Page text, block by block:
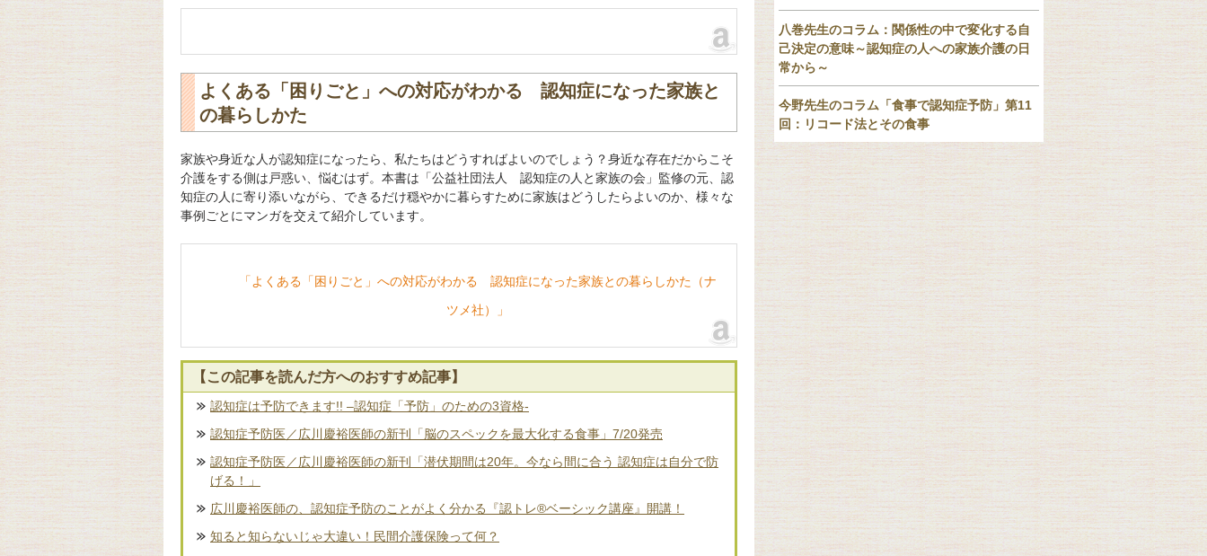
よくある「困りごと」への対応がわかる 認知症になった家族と
の暮らしかた
家族や身近な人が認知症になったら、私たちはどうすればよいのでしょう？身近な存在だからこそ
介護をする側は戸惑い、悩むはず。本書は「公益社団法人 認知症の人と家族の会」監修の元、認
知症の人に寄り添いながら、できるだけ穏やかに暮らすために家族はどうしたらよいのか、様々な
事例ごとにマンガを交えて紹介しています。
「よくある「困りごと」への対応がわかる 認知症になった家族との暮らしかた（ナ
ツメ社）」
【この記事を読んだ方へのおすすめ記事】
認知症は予防できます!! –認知症「予防」のための3資格-
認知症予防医／広川慶裕医師の新刊「脳のスペックを最大化する食事」7/20発売
認知症予防医／広川慶裕医師の新刊「潜伏期間は20年。今なら間に合う 認知症は自分で防
げる！」
広川慶裕医師の、認知症予防のことがよく分かる『認トレ®️ベーシック講座』開講！
知ると知らないじゃ大違い！民間介護保険って何？
八巻先生のコラム：関係性の中で変化する自
己決定の意味～認知症の人への家族介護の日
常から～
今野先生のコラム「食事で認知症予防」第11
回：リコード法とその食事